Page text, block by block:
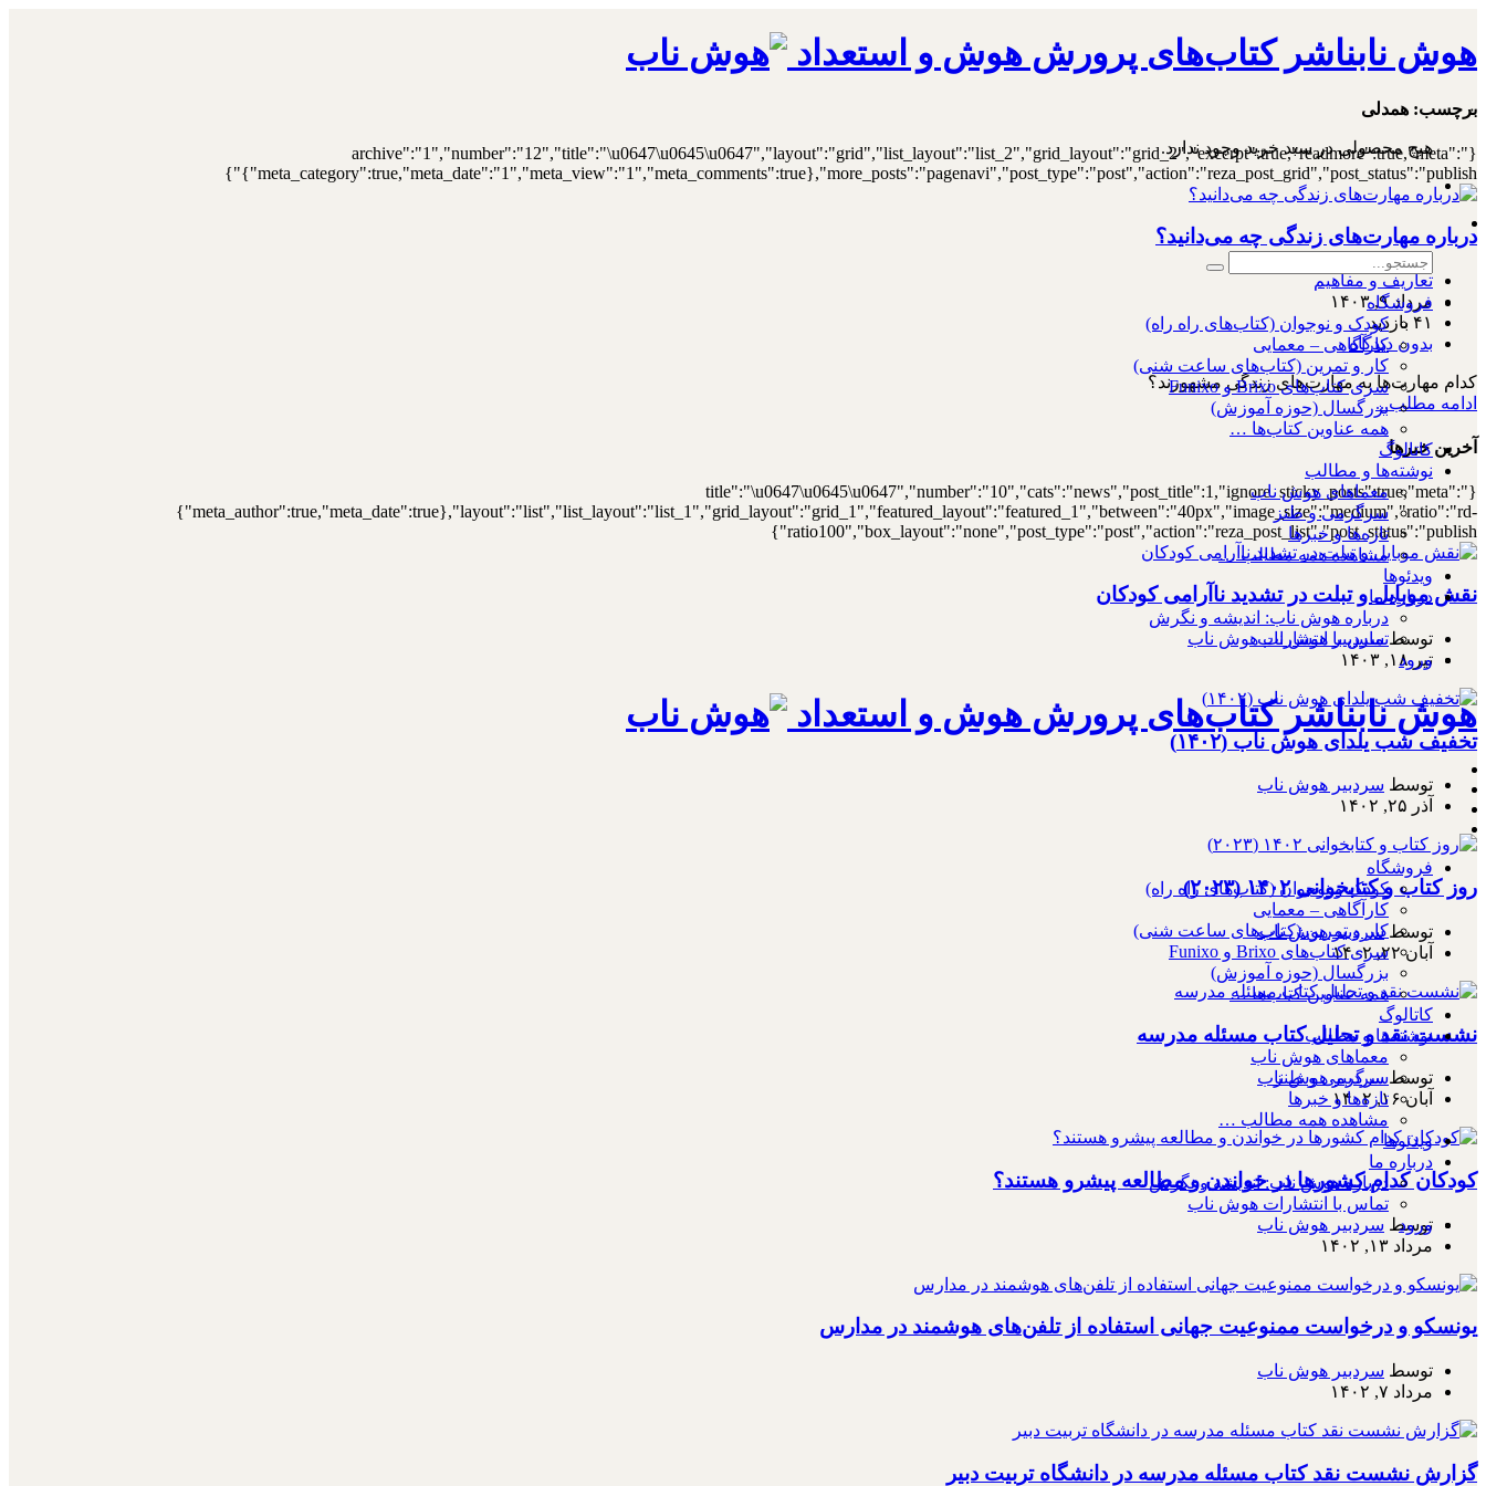
هوش نابناشر کتاب‌های پرورش هوش و استعداد
۰
هیچ محصولی در سبد خرید وجود ندارد.
فروشگاه
کودک و نوجوان (کتاب‌های راه راه)
کارآگاهی – معمایی
کار و تمرین (کتاب‌های ساعت شنی)
سری کتاب‌های Brixo و Funixo
بزرگسال (حوزه آموزش)
همه عناوین کتاب‌ها …
کاتالوگ
نوشته‌ها و مطالب
معماهای هوش ناب
سرگرمی و طنز
تازه‌ها و خبرها
مشاهده همه مطالب …
ویدئوها
درباره ما
درباره هوش ناب: اندیشه و نگرش
تماس با انتشارات هوش ناب
ورود
هوش نابناشر کتاب‌های پرورش هوش و استعداد
فروشگاه
کودک و نوجوان (کتاب‌های راه راه)
کارآگاهی – معمایی
کار و تمرین (کتاب‌های ساعت شنی)
سری کتاب‌های Brixo و Funixo
بزرگسال (حوزه آموزش)
همه عناوین کتاب‌ها …
کاتالوگ
نوشته‌ها و مطالب
معماهای هوش ناب
سرگرمی و طنز
تازه‌ها و خبرها
مشاهده همه مطالب …
ویدئوها
درباره ما
درباره هوش ناب: اندیشه و نگرش
تماس با انتشارات هوش ناب
ورود
برچسب: همدلی
{"archive":"1","number":"12","title":"\u0647\u0645\u0647","layout":"grid","list_layout":"list_2","grid_layout":"grid_2","excerpt":true,"readmore":true,"meta":
{"meta_category":true,"meta_date":"1","meta_view":"1","meta_comments":true},"more_posts":"pagenavi","post_type":"post","action":"reza_post_grid","post_status":"publish"}
درباره مهارت‌های زندگی چه می‌دانید؟
تعاریف و مفاهیم
مرداد ۹, ۱۴۰۳
۴۱ بازدید
بدون دیدگاه
کدام مهارت‌ها به مهارت‌های زندگی مشهورند؟
ادامه مطلب...
آخرین خبرها
{"title":"\u0647\u0645\u0647","number":"10","cats":"news","post_title":1,"ignore_sticky_posts":true,"meta":
{"meta_author":true,"meta_date":true},"layout":"list","list_layout":"list_1","grid_layout":"grid_1","featured_layout":"featured_1","between":"40px","image_size":"medium","ratio":"rd-
ratio100","box_layout":"none","post_type":"post","action":"reza_post_list","post_status":"publish"}
نقش موبایل و تبلت در تشدید ناآرامی کودکان
توسطسردبیر هوش ناب
تیر ۱۸, ۱۴۰۳
تخفیف شب یلدای هوش ناب (۱۴۰۲)
توسط سردبیر هوش ناب
آذر ۲۵, ۱۴۰۲
روز کتاب و کتابخوانی ۱۴۰۲ (۲۰۲۳)
توسطسردبیر هوش ناب
آبان ۲۲, ۱۴۰۲
نشست نقد و تحلیل کتاب مسئله مدرسه
توسطسردبیر هوش ناب
آبان ۱۶, ۱۴۰۲
کودکان کدام کشورها در خواندن و مطالعه پیشرو هستند؟
توسط سردبیر هوش ناب
مرداد ۱۳, ۱۴۰۲
یونسکو و درخواست ممنوعیت جهانی استفاده از تلفن‌های هوشمند در مدارس
توسط سردبیر هوش ناب
مرداد ۷, ۱۴۰۲
گزارش نشست نقد کتاب مسئله مدرسه در دانشگاه تربیت دبیر